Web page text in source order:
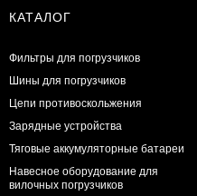
КАТАЛОГ
Фильтры для погрузчиков
Шины для погрузчиков
Цепи противоскольжения
Зарядные устройства
Тяговые аккумуляторные батареи
Навесное оборудование для
вилочных погрузчиков